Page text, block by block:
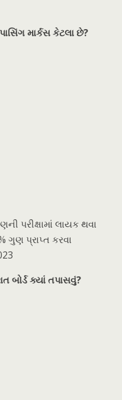
માર્કસ કેટલા છે?
પરીક્ષામાં લાયક થવા
ગુણ પ્રાપ્ત કરવા
બોર્ડ ક્યાં તપાસવું?